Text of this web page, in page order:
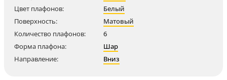
Цвет плафонов:
Белый
Поверхность:
Матовый
Количество плафонов:
6
Форма плафона:
Шар
Направление:
Вниз